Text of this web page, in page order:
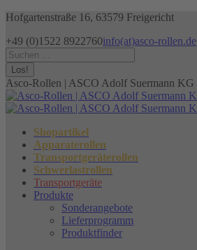
Zum
springen
Hofgartenstraße 16, 63579 Freigericht
+49 (0)1522 8922760info(at)asco-rollen.de
Facebook
page
opens
in
new
window
Instagram
page
opens
in
new
window
X
page
opens
in
new
window
Search:
Asco-Rollen | ASCO Adolf Suermann KG
Shopartikel
Apparaterollen
Transportgeräterollen
Schwerlastrollen
Transportgeräte
Produkte
Sonderangebote
Lieferprogramm
Produktfinder